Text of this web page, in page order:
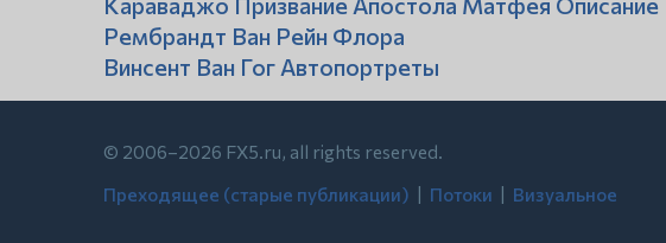
Рембрандт Ван Рейн Флора
Винсент Ван Гог Автопортреты
© 2006–2026 FX5.ru, all rights reserved.
Преходящее (старые публикации) | ‍ Потоки | ‍ Визуальное